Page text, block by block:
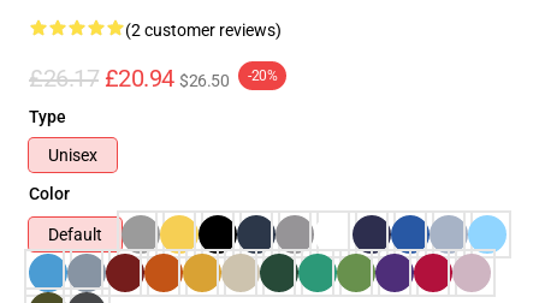
(2 customer reviews)
£26.17 £20.94 $26.50 -20%
Type
Unisex
Color
Default